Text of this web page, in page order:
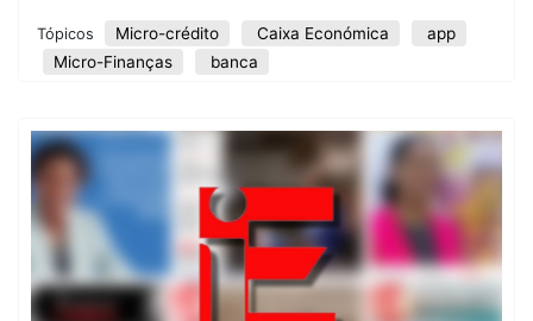
Tópicos Micro-crédito Caixa Económica
app
Micro-Finanças
banca